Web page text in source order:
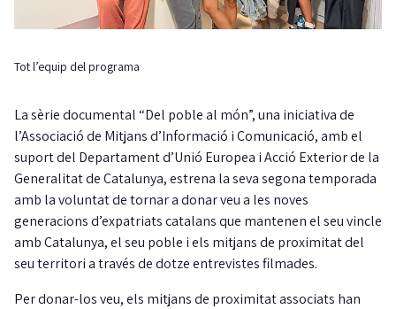
Tot l’equip del programa
La sèrie documental “Del poble al món”, una iniciativa de
l’Associació de Mitjans d’Informació i Comunicació, amb el
suport del Departament d’Unió Europea i Acció Exterior de la
Generalitat de Catalunya, estrena la seva segona temporada
amb la voluntat de tornar a donar veu a les noves
generacions d’expatriats catalans que mantenen el seu vincle
amb Catalunya, el seu poble i els mitjans de proximitat del
seu territori a través de dotze entrevistes filmades.
Per donar-los veu, els mitjans de proximitat associats han